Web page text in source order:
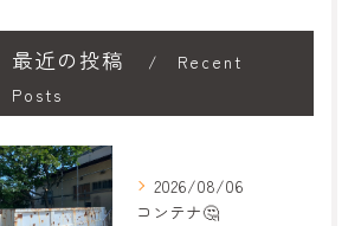
最近の投稿
Recent
Posts
2026/08/06
コンテナ🤔